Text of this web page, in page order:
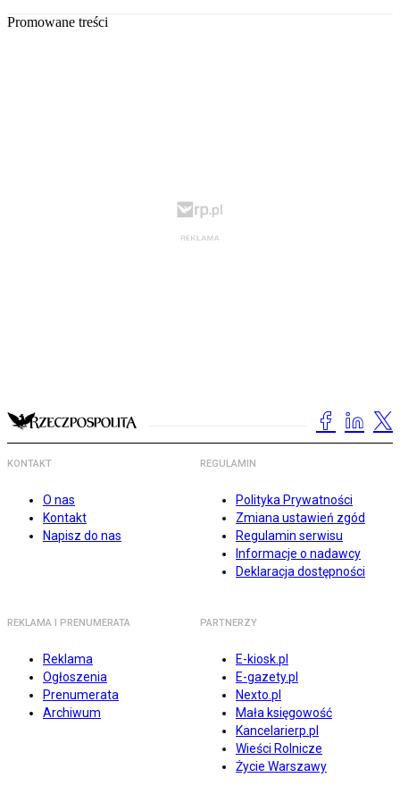
Promowane treści
KONTAKT
O nas
Kontakt
Napisz do nas
REGULAMIN
Polityka Prywatności
Zmiana ustawień zgód
Regulamin serwisu
Informacje o nadawcy
Deklaracja dostępności
REKLAMA I PRENUMERATA
Reklama
Ogłoszenia
Prenumerata
Archiwum
PARTNERZY
E-kiosk.pl
E-gazety.pl
Nexto.pl
Mała księgowość
Kancelarierp.pl
Wieści Rolnicze
Życie Warszawy